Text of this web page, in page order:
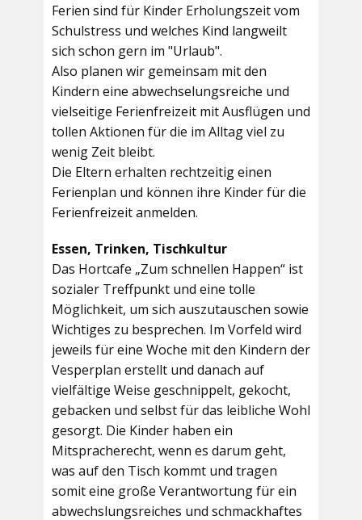
Ferien sind für Kinder Erholungszeit vom
Schulstress und welches Kind langweilt
sich schon gern im "Urlaub".
Also planen wir gemeinsam mit den
Kindern eine abwechselungsreiche und
vielseitige Ferienfreizeit mit Ausflügen und
tollen Aktionen für die im Alltag viel zu
wenig Zeit bleibt.
Die Eltern erhalten rechtzeitig einen
Ferienplan und können ihre Kinder für die
Ferienfreizeit anmelden.
Essen, Trinken, Tischkultur
Das Hortcafe „Zum schnellen Happen“ ist
sozialer Treffpunkt und eine tolle
Möglichkeit, um sich auszutauschen sowie
Wichtiges zu besprechen. Im Vorfeld wird
jeweils für eine Woche mit den Kindern der
Vesperplan erstellt und danach auf
vielfältige Weise geschnippelt, gekocht,
gebacken und selbst für das leibliche Wohl
gesorgt. Die Kinder haben ein
Mitspracherecht, wenn es darum geht,
was auf den Tisch kommt und tragen
somit eine große Verantwortung für ein
abwechslungsreiches und schmackhaftes